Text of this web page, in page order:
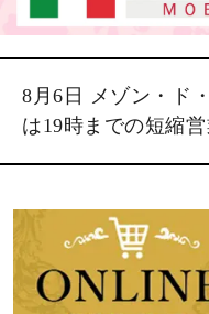
8月6日 メゾン・ド
は19時までの短縮